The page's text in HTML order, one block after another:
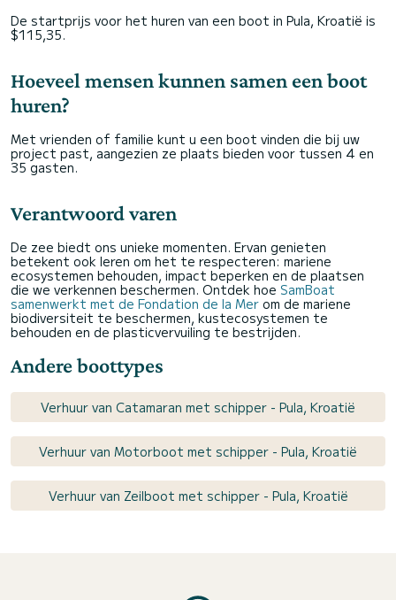
De startprijs voor het huren van een boot in Pula, Kroatië is
$115,35.
Hoeveel mensen kunnen samen een boot
huren?
Met vrienden of familie kunt u een boot vinden die bij uw
project past, aangezien ze plaats bieden voor tussen 4 en
35 gasten.
Verantwoord varen
De zee biedt ons unieke momenten. Ervan genieten
betekent ook leren om het te respecteren: mariene
ecosystemen behouden, impact beperken en de plaatsen
die we verkennen beschermen. Ontdek hoe SamBoat
samenwerkt met de Fondation de la Mer om de mariene
biodiversiteit te beschermen, kustecosystemen te
behouden en de plasticvervuiling te bestrijden.
Andere boottypes
Verhuur van Catamaran met schipper - Pula, Kroatië
Verhuur van Motorboot met schipper - Pula, Kroatië
Verhuur van Zeilboot met schipper - Pula, Kroatië